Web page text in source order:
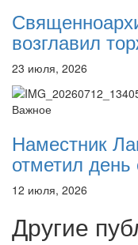
возглавил
23 июля, 2026
Важное
Наместник
отметил день
12 июля, 2026
Другие